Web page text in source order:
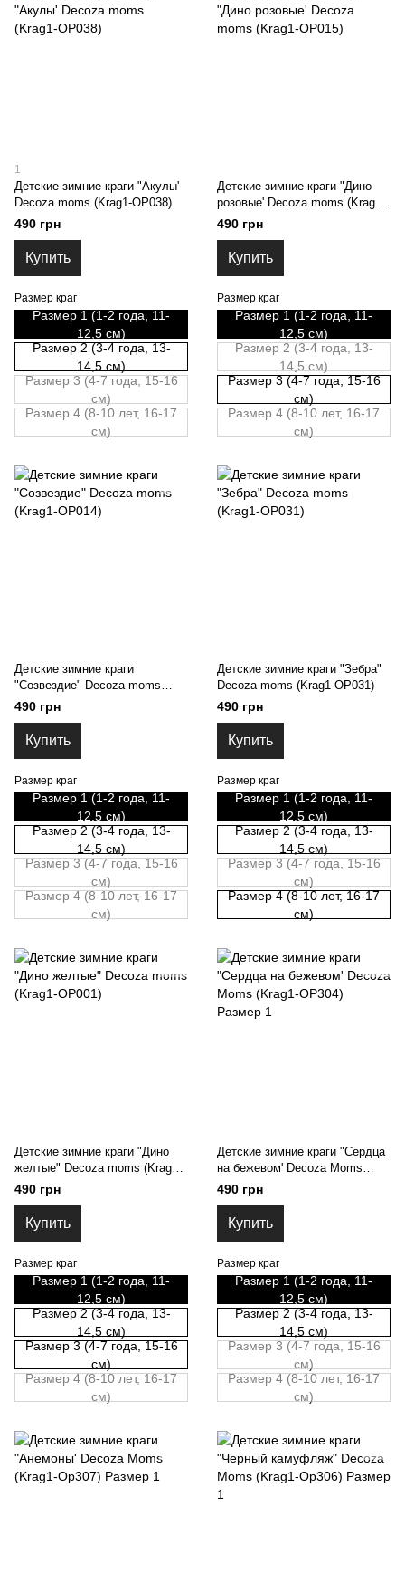
1
Детские зимние краги "Акулы'
Decoza moms (Krag1-OP038)
490 грн
Купить
Размер краг
Размер 1 (1-2 года, 11-
12,5 см)
Размер 2 (3-4 года, 13-
14,5 см)
Размер 3 (4-7 года, 15-16
см)
Размер 4 (8-10 лет, 16-17
см)
Детские зимние краги "Дино
розовые' Decoza moms (Krag1-
OP015)
490 грн
Купить
Размер краг
Размер 1 (1-2 года, 11-
12,5 см)
Размер 2 (3-4 года, 13-
14,5 см)
Размер 3 (4-7 года, 15-16
см)
Размер 4 (8-10 лет, 16-17
см)
Детские зимние краги
"Созвездие" Decoza moms
(Krag1-OP014)
490 грн
Купить
Размер краг
Размер 1 (1-2 года, 11-
12,5 см)
Размер 2 (3-4 года, 13-
14,5 см)
Размер 3 (4-7 года, 15-16
см)
Размер 4 (8-10 лет, 16-17
см)
Детские зимние краги "Зебра"
Decoza moms (Krag1-OP031)
490 грн
Купить
Размер краг
Размер 1 (1-2 года, 11-
12,5 см)
Размер 2 (3-4 года, 13-
14,5 см)
Размер 3 (4-7 года, 15-16
см)
Размер 4 (8-10 лет, 16-17
см)
Детские зимние краги "Дино
желтые" Decoza moms (Krag1-
OP001)
490 грн
Купить
Размер краг
Размер 1 (1-2 года, 11-
12,5 см)
Размер 2 (3-4 года, 13-
14,5 см)
Размер 3 (4-7 года, 15-16
см)
Размер 4 (8-10 лет, 16-17
см)
Детские зимние краги "Сердца
на бежевом' Decoza Moms
(Krag1-OP304) Размер 1
490 грн
Купить
Размер краг
Размер 1 (1-2 года, 11-
12,5 см)
Размер 2 (3-4 года, 13-
14,5 см)
Размер 3 (4-7 года, 15-16
см)
Размер 4 (8-10 лет, 16-17
см)